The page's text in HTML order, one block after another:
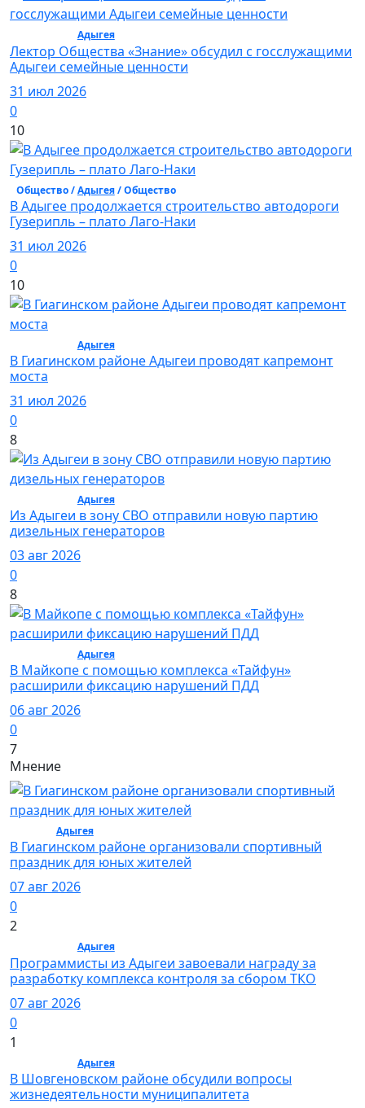
Адыгея/ Общество
Лектор Общества «Знание» обсудил с госслужащими
Адыгеи семейные ценности
31 июл 2026
0
10
Общество /Адыгея/ Общество
В Адыгее продолжается строительство автодороги
Гузерипль – плато Лаго-Наки
31 июл 2026
0
10
Адыгея/ Общество
В Гиагинском районе Адыгеи проводят капремонт
моста
31 июл 2026
0
8
Адыгея/ Общество
Из Адыгеи в зону СВО отправили новую партию
дизельных генераторов
03 авг 2026
0
8
Адыгея/ Общество
В Майкопе с помощью комплекса «Тайфун»
расширили фиксацию нарушений ПДД
06 авг 2026
0
7
Мнение
Адыгея/ Спорт
В Гиагинском районе организовали спортивный
праздник для юных жителей
07 авг 2026
0
2
Адыгея/ Общество
Программисты из Адыгеи завоевали награду за
разработку комплекса контроля за сбором ТКО
07 авг 2026
0
1
Адыгея/ Общество
В Шовгеновском районе обсудили вопросы
жизнедеятельности муниципалитета